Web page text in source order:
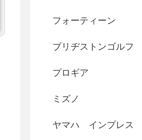
フォーティーン
ブリヂストンゴルフ
プロギア
ミズノ
ヤマハ インプレス